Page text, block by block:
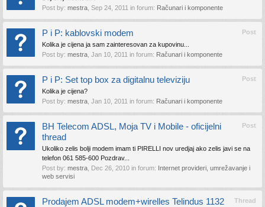
Post by: mestra Sep 24, 2011 in forum: Računari i komponente
Post
P i P: kablovski modem
Kolika je cijena ja sam zainteresovan za kupovinu...
Post by: mestra Jan 10, 2011 in forum: Računari i komponente
Post
P i P: Set top box za digitalnu televiziju
Kolika je cijena?
Post by: mestra Jan 10, 2011 in forum: Računari i komponente
Post
BH Telecom ADSL, Moja TV i Mobile - oficijelni
thread
Ukoliko zelis bolji modem imam ti PIRELLI nov uredjaj ako zelis javi se na
telefon 061 585-600 Pozdrav...
Post by: mestra Dec 26, 2010 in forum: Internet provideri, umrežavanje i
web servisi
Thread
Prodajem ADSL modem+wirelles Telindus 1132